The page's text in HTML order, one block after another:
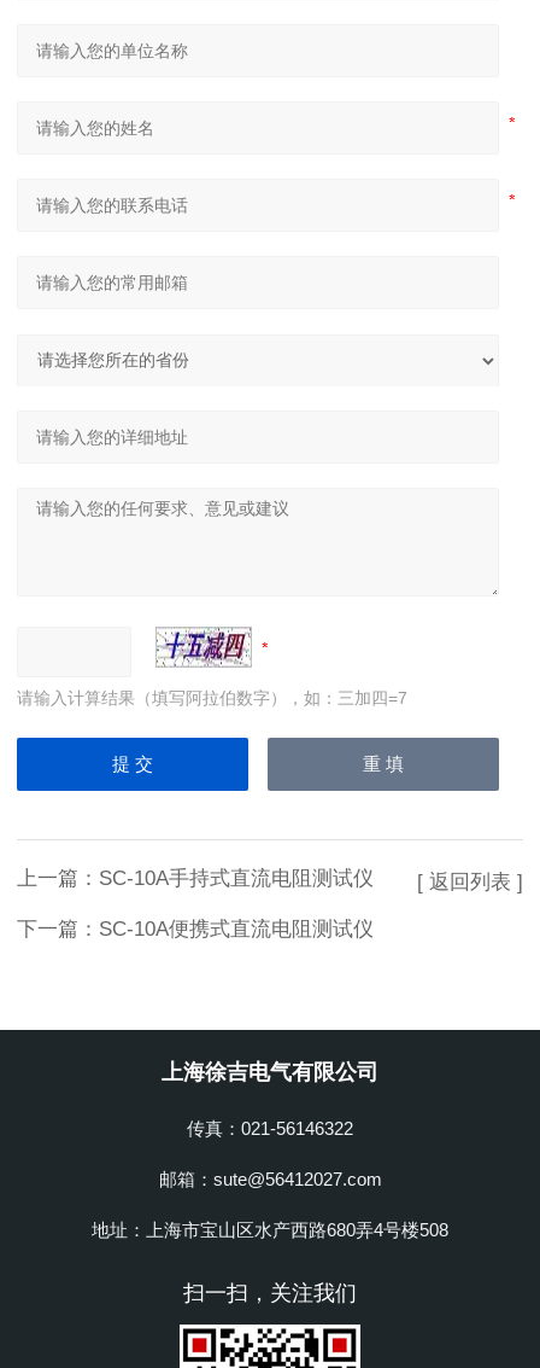
请输入计算结果（填写阿拉伯数字），如：三加四=7
上一篇： SC-10A手持式直流电阻测试仪
下一篇： SC-10A便携式直流电阻测试仪
[ 返回列表 ]
上海徐吉电气有限公司
传真：021-56146322
邮箱：sute@56412027.com
地址：上海市宝山区水产西路680弄4号楼508
扫一扫，关注我们